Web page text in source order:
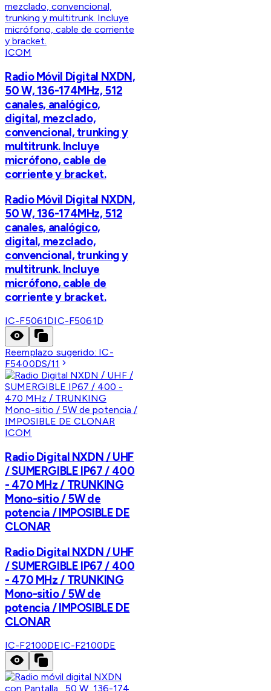
ICOM
Radio Móvil Digital NXDN,
50 W, 136-174MHz, 512
canales, analógico,
digital, mezclado,
convencional, trunking y
multitrunk. Incluye
micrófono, cable de
corriente y bracket.
Radio Móvil Digital NXDN,
50 W, 136-174MHz, 512
canales, analógico,
digital, mezclado,
convencional, trunking y
multitrunk. Incluye
micrófono, cable de
corriente y bracket.
IC-F5061DIC-F5061D
Reemplazo sugerido: IC-
F5400DS/11
ICOM
Radio Digital NXDN / UHF
/ SUMERGIBLE IP67 / 400
- 470 MHz / TRUNKING
Mono-sitio / 5W de
potencia / IMPOSIBLE DE
CLONAR
Radio Digital NXDN / UHF
/ SUMERGIBLE IP67 / 400
- 470 MHz / TRUNKING
Mono-sitio / 5W de
potencia / IMPOSIBLE DE
CLONAR
IC-F2100DEIC-F2100DE